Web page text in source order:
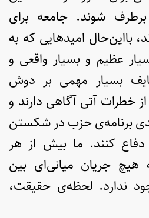
برطرف شوند. جامعه برای
بااین‌حال امیدهایی که به
عظیم و بسیار واقعی و
بسیار مهمی بر دوش
از خطرات آتی آگاهی دارند و
برنامه‌ی حزب در شکستن
کنند. ما بیش از هر
هیچ جریان میانی‌ای بین
ندارد. لحظه‌ی حقیقت،